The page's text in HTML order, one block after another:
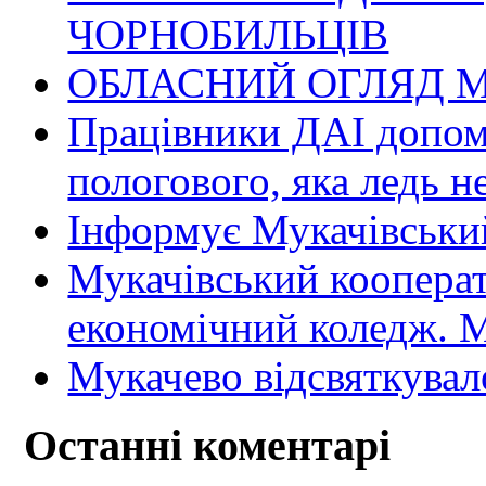
ЧОРНОБИЛЬЦІВ
ОБЛАСНИЙ ОГЛЯД
Працівники ДАІ
пологового, яка ледь
Інформує
Мукачівський
економічний
Мукачево
Останні коментарі